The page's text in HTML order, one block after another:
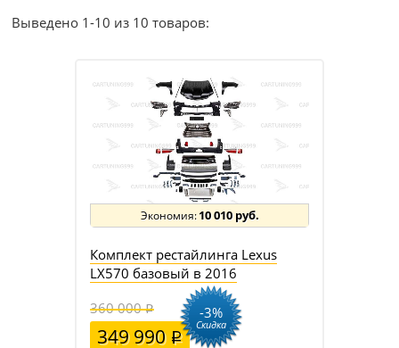
Выведено 1-10 из 10 товаров:
10 010 руб.
Комплект рестайлинга Lexus
LX570 базовый в 2016
360 000
349 990
-3%
Скидка